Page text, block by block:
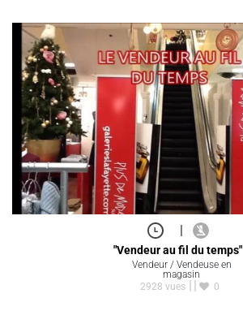
|
"Vendeur au fil du temps"
Vendeur / Vendeuse en
magasin
2928 vues
0